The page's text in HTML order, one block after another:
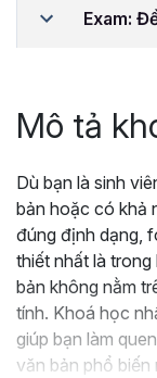
Exam:
Mô tả
Dù bạn là sinh
bản hoặc có khả
đúng định dạng,
thiết nhất là
bản không nằm
tính. Khoá học
giúp bạn làm
văn bản phổ